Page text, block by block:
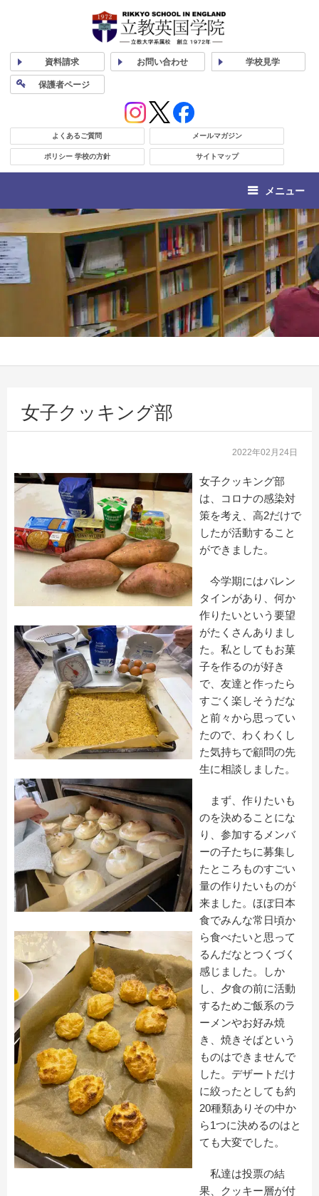
資料請求 お問い合わせ 学校見学
保護者ページ
よくあるご質問 メールマガジン
ポリシー 学校の方針 サイトマップ
メニュー
女子クッキング部
2022年02月24日
女子クッキング部
は、コロナの感染対
策を考え、高2だけで
したが活動すること
ができました。
今学期にはバレン
タインがあり、何か
作りたいという要望
がたくさんありまし
た。私としてもお菓
子を作るのが好き
で、友達と作ったら
すごく楽しそうだな
と前々から思ってい
たので、わくわくし
た気持ちで顧問の先
生に相談しました。
まず、作りたいも
のを決めることにな
り、参加するメンバ
ーの子たちに募集し
たところものすごい
量の作りたいものが
来ました。ほぼ日本
食でみんな常日頃か
ら食べたいと思って
るんだなとつくづく
感じました。しか
し、夕食の前に活動
するためご飯系のラ
ーメンやお好み焼
き、焼きそばという
ものはできませんで
した。デザートだけ
に絞ったとしても約
20種類ありその中か
ら1つに決めるのはと
ても大変でした。
私達は投票の結
果、クッキー層が付